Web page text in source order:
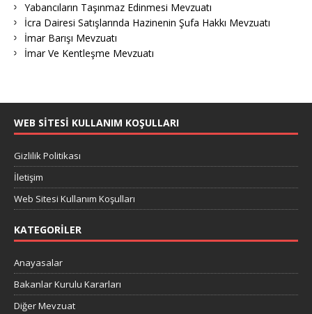
Yabancıların Taşınmaz Edinmesi Mevzuatı
İcra Dairesi Satışlarında Hazinenin Şufa Hakkı Mevzuatı
İmar Barışı Mevzuatı
İmar Ve Kentleşme Mevzuatı
WEB SITESI KULLANIM KOŞULLARI
Gizlilik Politikası
İletişim
Web Sitesi Kullanım Koşulları
KATEGORILER
Anayasalar
Bakanlar Kurulu Kararları
Diğer Mevzuat